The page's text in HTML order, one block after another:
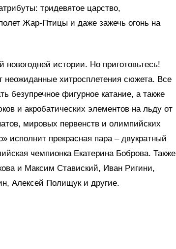
тридевятое царство,
Жар-Птицы и даже зажечь огонь на
истории. Но приготовьтесь!
хитросплетения сюжета. Все
безупречное фигурное катание, а также
и акробатических элементов на льду от
мировых первенств и олимпийских
исполнит прекрасная пара – двукратный
чемпионка Екатерина Боброва. Также
и Максим Ставиский, Иван Ригини,
Алексей Полищук и другие.